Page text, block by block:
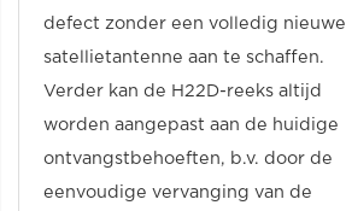
defect zonder een volledig nieuwe
satellietantenne aan te schaffen.
Verder kan de H22D-reeks altijd
worden aangepast aan de huidige
ontvangstbehoeften, b.v. door de
eenvoudige vervanging van de